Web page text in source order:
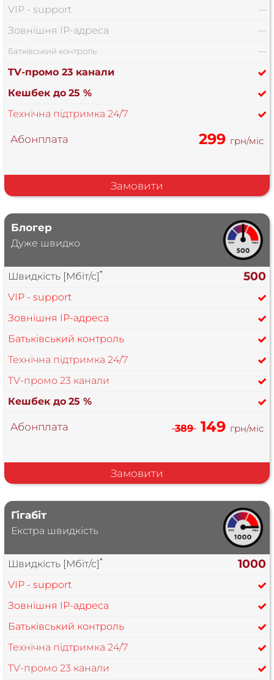
VIP - support —
Зовнішня IP-адреса —
Батківський контроль —
TV-промо 23 канали
Кешбек до 25 %
Технічна підтримка 24/7
Абонплата 299 грн/міс
Замовити
Блогер
Дуже швидко
Швидкість [Мбіт/с]* 500
VIP - support
Зовнішня IP-адреса
Батьківський контроль
Технічна підтримка 24/7
TV-промо 23 канали
Кешбек до 25 %
Абонплата 389149 грн/міс
Замовити
Гігабіт
Екстра швидкість
Швидкість [Мбіт/с]* 1000
VIP - support
Зовнішня IP-адреса
Батьківський контроль
Технічна підтримка 24/7
TV-промо 23 канали